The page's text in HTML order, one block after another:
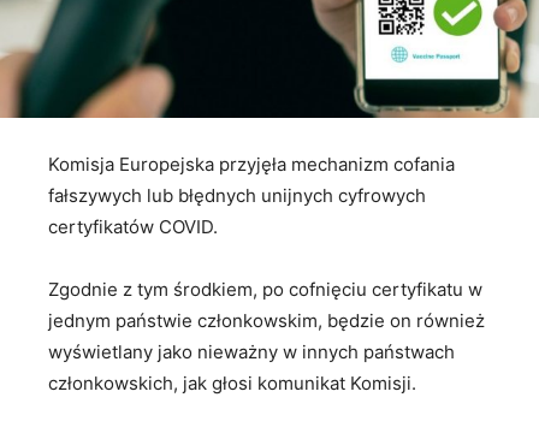
Komisja Europejska przyjęła mechanizm cofania
fałszywych lub błędnych unijnych cyfrowych
certyfikatów COVID.
Zgodnie z tym środkiem, po cofnięciu certyfikatu w
jednym państwie członkowskim, będzie on również
wyświetlany jako nieważny w innych państwach
członkowskich, jak głosi komunikat Komisji.